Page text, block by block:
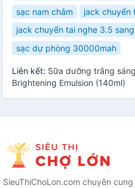
sạc nam châm
jack chuyển
jack chuyển tai nghe 3.5
sạc dự phòng 30000mah
Liên kết: Sữa dưỡng trắng
Brightening Emulsion (140ml)
SieuThiChoLon.com chuyên